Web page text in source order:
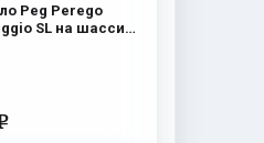
Peg Perego
SL на шасси
Blue Denim